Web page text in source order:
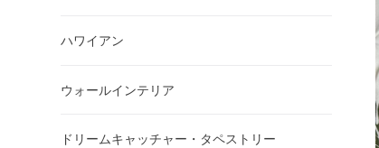
ハワイアン
ウォールインテリア
ドリームキャッチャー・タペストリー